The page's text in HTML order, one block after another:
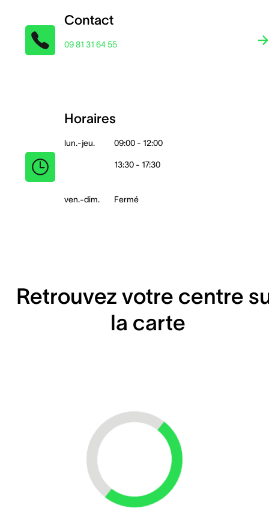
Contact
09 81 31 64 55
Horaires
lun.-jeu. 09:00 - 12:00
13:30 - 17:30
ven.-dim. Fermé
Retrouvez votre centre
la carte
Loading...